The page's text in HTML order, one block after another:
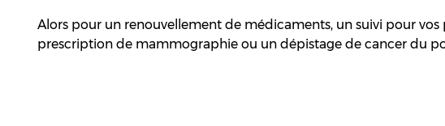
Alors pour un renouvellement de médicaments, un suivi pour
prescription de mammographie ou un dépistage de cancer du